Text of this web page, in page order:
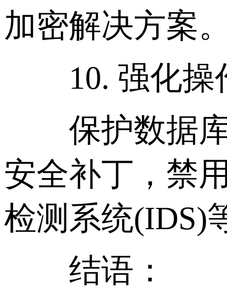
加密解决方案
10. 强化操
保护数据库
安全补丁，禁
检测系统(IDS)
结语：